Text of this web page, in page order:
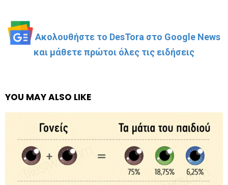
Ακολουθήστε το DesTora στο Google News
και μάθετε πρώτοι όλες τις ειδήσεις
YOU MAY ALSO LIKE